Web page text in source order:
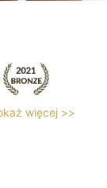
więcej >>